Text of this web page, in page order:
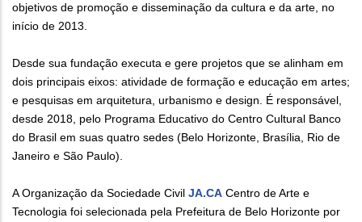
objetivos de promoção e disseminação da cultura e da arte, no
início de 2013.
Desde sua fundação executa e gere projetos que se alinham em
dois principais eixos: atividade de formação e educação em artes;
e pesquisas em arquitetura, urbanismo e design. É responsável,
desde 2018, pelo Programa Educativo do Centro Cultural Banco
do Brasil em suas quatro sedes (Belo Horizonte, Brasília, Rio de
Janeiro e São Paulo).
A Organização da Sociedade Civil JA.CA Centro de Arte e
Tecnologia foi selecionada pela Prefeitura de Belo Horizonte por